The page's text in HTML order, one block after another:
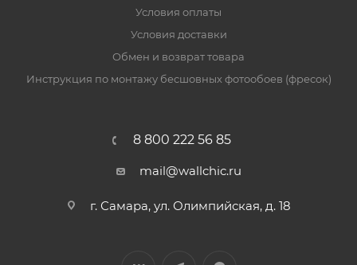
Условия оплаты
Условия доставки
Обмен и возврат товара
Инструкция по монтажу бесшовных фотообоев (фресок)
8 800 222 56 85
mail@wallchic.ru
г. Самара, ул. Олимпийская, д. 18